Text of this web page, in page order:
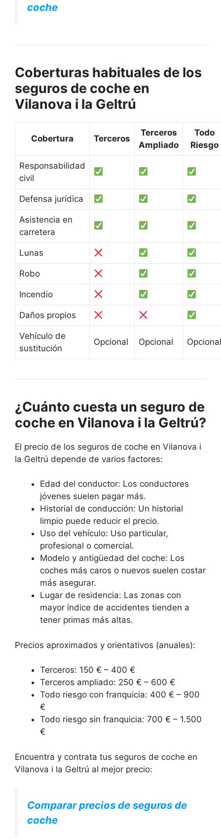
coche
Coberturas habituales de los
seguros de coche en
Vilanova i la Geltrú
Cobertura Terceros
Terceros
Ampliado
Todo
Riesgo
Responsabilidad
civil
Defensa jurídica
Asistencia en
carretera
Lunas
Robo
Incendio
Daños propios
Vehículo de
sustitución
Opcional Opcional Opcional
¿Cuánto cuesta un seguro de
coche en Vilanova i la Geltrú?
El precio de los seguros de coche en Vilanova i
la Geltrú depende de varios factores:
Edad del conductor: Los conductores
jóvenes suelen pagar más.
Historial de conducción: Un historial
limpio puede reducir el precio.
Uso del vehículo: Uso particular,
profesional o comercial.
Modelo y antigüedad del coche: Los
coches más caros o nuevos suelen costar
más asegurar.
Lugar de residencia: Las zonas con
mayor índice de accidentes tienden a
tener primas más altas.
Precios aproximados y orientativos (anuales):
Terceros: 150 € – 400 €
Terceros ampliado: 250 € – 600 €
Todo riesgo con franquicia: 400 € – 900
€
Todo riesgo sin franquicia: 700 € – 1.500
€
Encuentra y contrata tus seguros de coche en
Vilanova i la Geltrú al mejor precio:
Comparar precios de seguros de
coche